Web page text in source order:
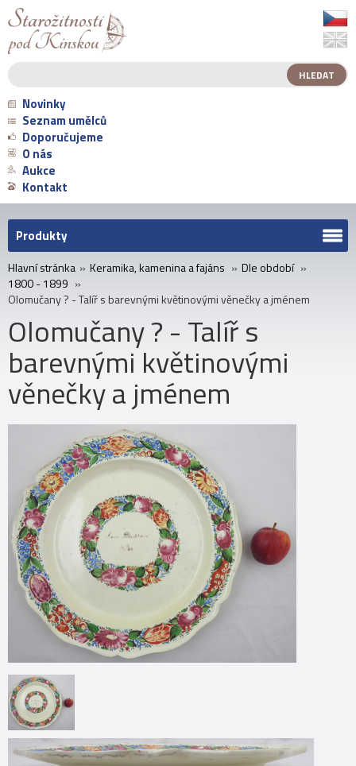
Novinky
Seznam umělců
Doporučujeme
O nás
Aukce
Kontakt
Produkty
Hlavní stránka » Keramika, kamenina a fajáns » Dle období »
1800 - 1899 »
Olomučany ? - Talíř s barevnými květinovými věnečky a jménem
Olomučany ? - Talíř s
barevnými květinovými
věnečky a jménem